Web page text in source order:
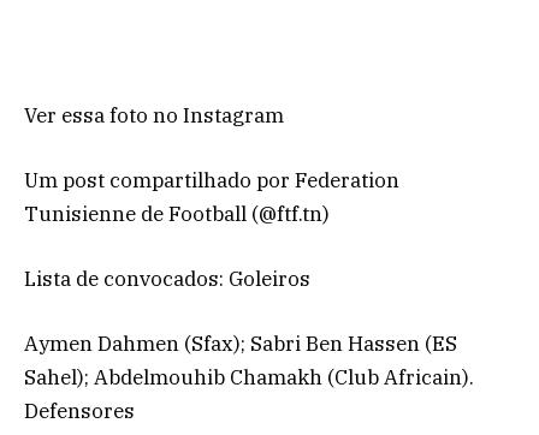
Ver essa foto no Instagram
Um post compartilhado por Federation
Tunisienne de Football (@ftf.tn)
Lista de convocados: Goleiros
Aymen Dahmen (Sfax); Sabri Ben Hassen (ES
Sahel); Abdelmouhib Chamakh (Club Africain).
Defensores